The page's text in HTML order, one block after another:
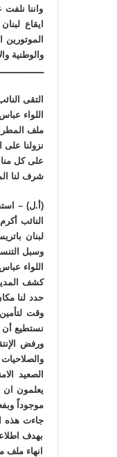
واننا
والوطنية
التقى
اللواء
ملف
نزولنا
على كل
شرف لنا
(أ.ل) –
النائب
لبنان
وسبل
اللواء
كشف
حدد لنا
وقت
نستطيع أن
ورفض
الصعيد
يعلمون ان
موجوداً
جاءت هذه
بهدف
انهاء